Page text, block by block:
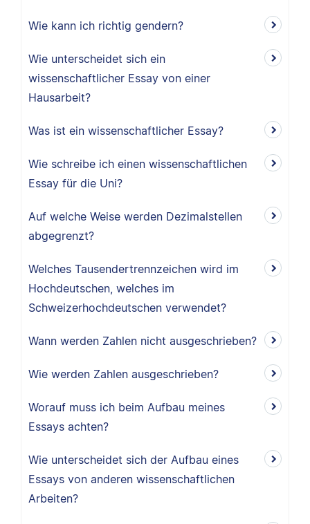
Wie kann ich richtig gendern?
Wie unterscheidet sich ein
wissenschaftlicher Essay von einer
Hausarbeit?
Was ist ein wissenschaftlicher Essay?
Wie schreibe ich einen wissenschaftlichen
Essay für die Uni?
Auf welche Weise werden Dezimalstellen
abgegrenzt?
Welches Tausendertrennzeichen wird im
Hochdeutschen, welches im
Schweizerhochdeutschen verwendet?
Wann werden Zahlen nicht ausgeschrieben?
Wie werden Zahlen ausgeschrieben?
Worauf muss ich beim Aufbau meines
Essays achten?
Wie unterscheidet sich der Aufbau eines
Essays von anderen wissenschaftlichen
Arbeiten?